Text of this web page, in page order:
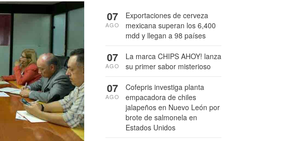
Exportaciones de cerveza
mexicana superan los 6,400
mdd y llegan a 98 países
07
AGO
La marca CHIPS AHOY! lanza
su primer sabor misterioso
07
AGO
Cofepris investiga planta
empacadora de chiles
jalapeños en Nuevo León por
brote de salmonela en
Estados Unidos
07
AGO